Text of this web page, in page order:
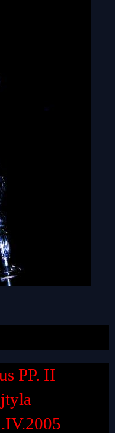
PP. II